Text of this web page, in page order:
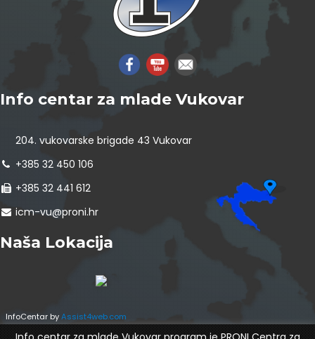
Info centar za mlade Vukovar
204. vukovarske brigade 43 Vukovar
+385 32 450 106
+385 32 441 612
icm-vu@proni.hr
Naša Lokacija
InfoCentar byAssist4web.com